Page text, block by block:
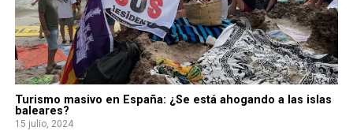
Turismo masivo en España: ¿Se está ahogando a las islas
baleares?
15 julio, 2024